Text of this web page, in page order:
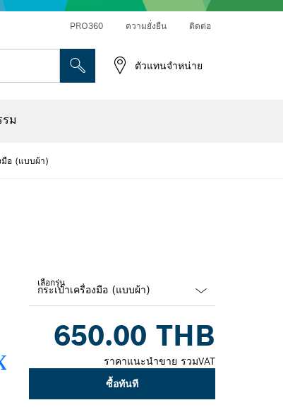
PRO360 ความยั่งยืน ติดต่อ
ตัวแทนจำหน่าย
ม
มือ (แบบผ้า)
เลือกรุ่น
closed650.00 THB
ราคาแนะนำขาย รวมVAT
ซื้อทันที